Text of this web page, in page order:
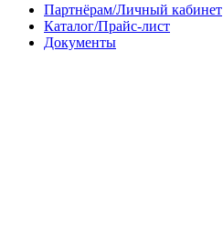
Партнёрам/Личный кабинет
Каталог/Прайс-лист
Документы